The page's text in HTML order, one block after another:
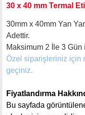
30 x 40 mm Termal
30mm x 40mm Yan
Adettir.
Maksimum 2 İle 3 Gün
Özel siparişleriniz için
geçiniz.
Fiyatlandırma
Bu sayfada